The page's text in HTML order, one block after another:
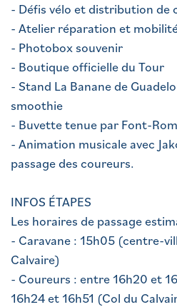
- Défis vélo et distribution de
- Atelier réparation et
- Photobox souvenir
- Boutique officielle du Tour
- Stand La Banane de
smoothie
- Buvette tenue par Font-
- Animation musicale avec
passage des coureurs.
INFOS ÉTAPES
Les horaires de passage
- Caravane : 15h05 (centre-
Calvaire)
- Coureurs : entre 16h20 et
16h24 et 16h51 (Col du